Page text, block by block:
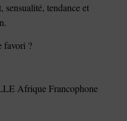
sensualité, tendance et
favori ?
Afrique Francophone